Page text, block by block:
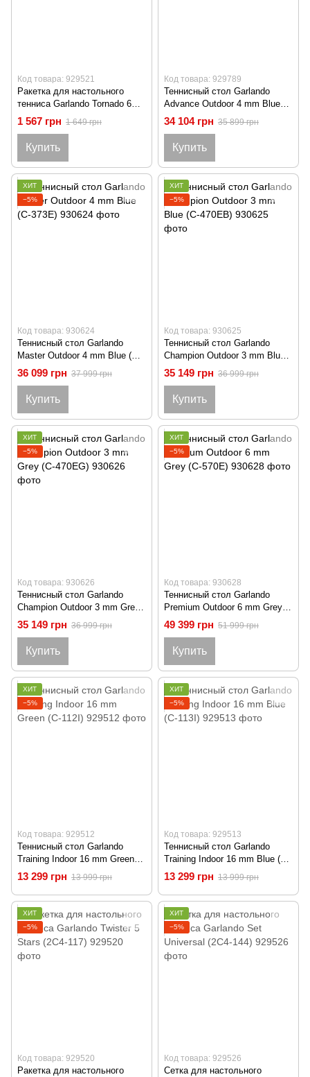
Код товара: 929521
Ракетка для настольного
тенниса Garlando Tornado 6
Stars (2C4-1117)
1 567 грн 1 649 грн
Купить
Код товара: 929789
Теннисный стол Garlando
Advance Outdoor 4 mm Blue
(C-273E)
34 104 грн 35 899 грн
Купить
ХИТ
−5%
Код товара: 930624
Теннисный стол Garlando
Master Outdoor 4 mm Blue (C-
373E)
36 099 грн 37 999 грн
Купить
ХИТ
−5%
Код товара: 930625
Теннисный стол Garlando
Champion Outdoor 3 mm Blue
(C-470EB)
35 149 грн 36 999 грн
Купить
ХИТ
−5%
Код товара: 930626
Теннисный стол Garlando
Champion Outdoor 3 mm Grey
(C-470EG)
35 149 грн 36 999 грн
Купить
ХИТ
−5%
Код товара: 930628
Теннисный стол Garlando
Premium Outdoor 6 mm Grey
(C-570E)
49 399 грн 51 999 грн
Купить
ХИТ
−5%
Код товара: 929512
Теннисный стол Garlando
Training Indoor 16 mm Green
(C-112I)
13 299 грн 13 999 грн
ХИТ
−5%
Код товара: 929513
Теннисный стол Garlando
Training Indoor 16 mm Blue (C-
113I)
13 299 грн 13 999 грн
ХИТ
−5%
Код товара: 929520
Ракетка для настольного
ХИТ
−5%
Код товара: 929526
Сетка для настольного